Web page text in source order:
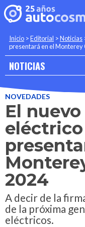
Inicio >Editorial >Noticias
presentará en el Monterey
NOTICIAS
NOVEDADES
El
2024
A decir de la
de la próxima
eléctricos.